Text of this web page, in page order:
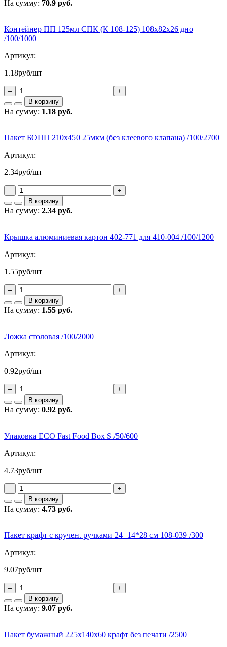
На сумму: 70.9 руб.
Контейнер ПП 125мл СПК (К 108-125) 108х82х26 дно
/100/1000
Артикул:
1.18руб/шт
–
+
В корзину
На сумму: 1.18 руб.
Пакет БОПП 210х450 25мкм (без клеевого клапана) /100/2700
Артикул:
2.34руб/шт
–
+
В корзину
На сумму: 2.34 руб.
Крышка алюминиевая картон 402-771 для 410-004 /100/1200
Артикул:
1.55руб/шт
–
+
В корзину
На сумму: 1.55 руб.
Ложка столовая /100/2000
Артикул:
0.92руб/шт
–
+
В корзину
На сумму: 0.92 руб.
Упаковка ECO Fast Food Box S /50/600
Артикул:
4.73руб/шт
–
+
В корзину
На сумму: 4.73 руб.
Пакет крафт с кручен. ручками 24+14*28 см 108-039 /300
Артикул:
9.07руб/шт
–
+
В корзину
На сумму: 9.07 руб.
Пакет бумажный 225х140х60 крафт без печати /2500